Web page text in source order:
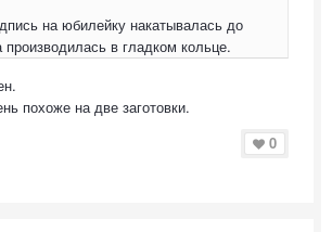
на юбилейку накатывалась до
производилась в гладком кольце.
похоже на две заготовки.
0